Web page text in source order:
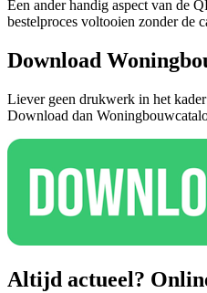
Een ander handig aspect van de
bestelproces voltooien zonder de
Download
Liever geen drukwerk in het
Download dan
Altijd actueel?